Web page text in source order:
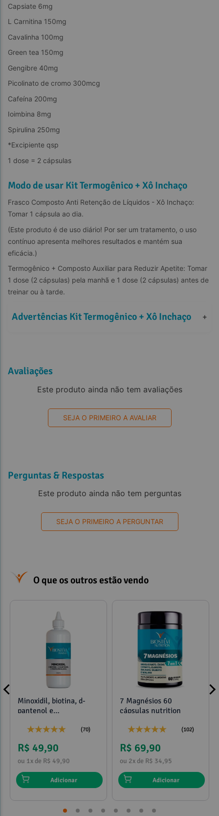
Capsiate 6mg
L Carnitina 150mg
Cavalinha 100mg
Green tea 150mg
Gengibre 40mg
Picolinato de cromo 300mcg
Cafeína 200mg
Ioimbina 8mg
Spirulina 250mg
*Excipiente qsp
1 dose = 2 cápsulas
Modo de usar Kit Termogênico + Xô Inchaço
Frasco Composto Anti Retenção de Líquidos - Xô Inchaço:
Tomar 1 cápsula ao dia.
(Este produto é de uso diário! Por ser um tratamento, o uso
contínuo apresenta melhores resultados e mantém sua
eficácia.)
Termogênico + Composto Auxiliar para Reduzir Apetite: Tomar
1 dose (2 cápsulas) pela manhã e 1 dose (2 cápsulas) antes de
treinar ou à tarde.
Advertências Kit Termogênico + Xô Inchaço +
Avaliações
Este produto ainda não tem avaliações
SEJA O PRIMEIRO A AVALIAR
Perguntas & Respostas
Este produto ainda não tem perguntas
SEJA O PRIMEIRO A PERGUNTAR
O que os outros estão vendo
Minoxidil, biotina, d-
pantenol e
(70)
R$ 49,90
ou 1x de R$ 49,90
Adicionar
7 Magnésios 60
cápsulas nutrition
(102)
R$ 69,90
ou 2x de R$ 34,95
Adicionar